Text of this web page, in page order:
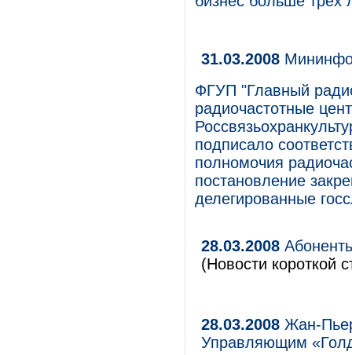
31.03.2008
ФГУП "Главный
радиочастотные
подписало
полномочия
постановление
делегированные
28.03.2008
(Новости короткой
28.03.2008 Жан-
Управляющим